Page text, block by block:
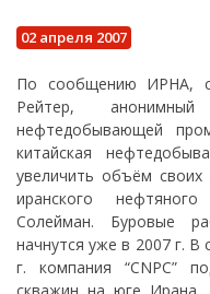
02 апреля 2007
По сообщению ИРНА,
Рейтер,
нефтедобывающей
китайская
увеличить объём своих
иранского
Солейман. Буровые
начнутся уже в 2007 г.
г. компания “CNPC”
скважин на юге Ирана.